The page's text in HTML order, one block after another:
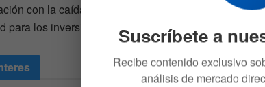
con la caída de marzo de 2020, que
para los inversionistas.Suscríbete a
Recibe contenido exclusivo
análisis de mercado